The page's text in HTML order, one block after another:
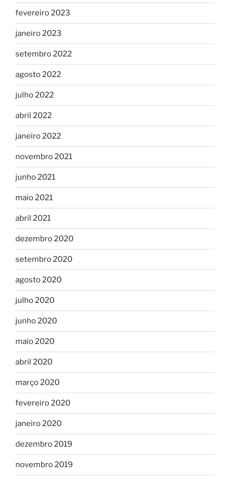
fevereiro 2023
janeiro 2023
setembro 2022
agosto 2022
julho 2022
abril 2022
janeiro 2022
novembro 2021
junho 2021
maio 2021
abril 2021
dezembro 2020
setembro 2020
agosto 2020
julho 2020
junho 2020
maio 2020
abril 2020
março 2020
fevereiro 2020
janeiro 2020
dezembro 2019
novembro 2019